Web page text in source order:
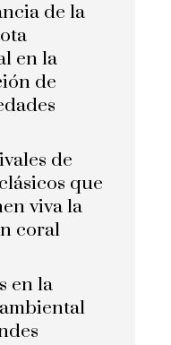
de la
en la
de
de
que
viva la
coral
en la